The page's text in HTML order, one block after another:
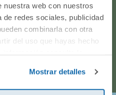
nuestra web con nuestros
de redes sociales, publicidad
combinarla con otra
del uso que hayas hecho
Mostrar detalles
electrónico
de Lunes a Viernes, de
17:00h.